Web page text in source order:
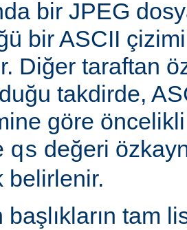
bir JPEG
bir ASCII
Diğer taraftan
takdirde,
göre
qs değeri
belirlenir.
başlıkların tam